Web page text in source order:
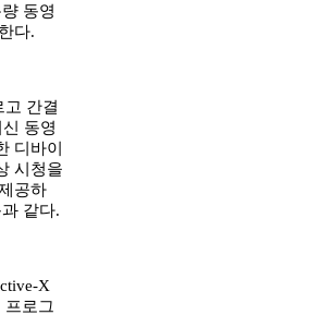
동영
다.
고 간결
동영
디바이
시청을
공하
같다.
X
프로그